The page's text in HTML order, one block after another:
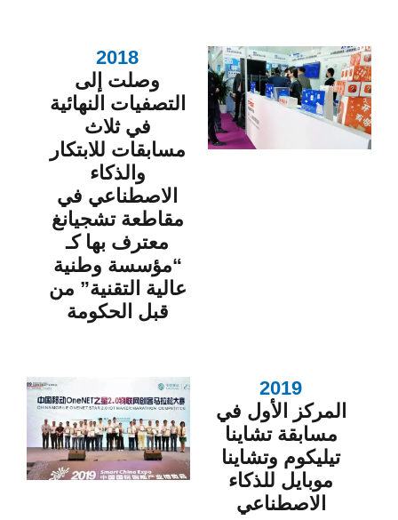
2018
وصلت إلى
التصفيات النهائية
في ثلاث
مسابقات للابتكار
والذكاء
الاصطناعي في
مقاطعة تشجيانغ
معترف بها كـ
“مؤسسة وطنية
عالية التقنية” من
قبل الحكومة
2019
المركز الأول في
مسابقة تشاينا
تيليكوم وتشاينا
موبايل للذكاء
الاصطناعي